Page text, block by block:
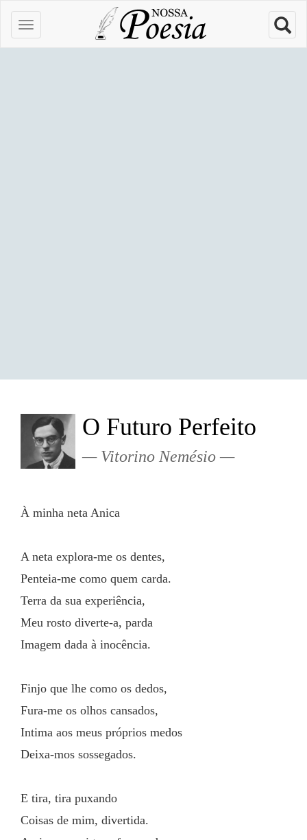
O Futuro Perfeito
Vitorino Nemésio
À minha neta Anica
A neta explora-me os dentes,
Penteia-me como quem carda.
Terra da sua experiência,
Meu rosto diverte-a, parda
Imagem dada à inocência.
Finjo que lhe como os dedos,
Fura-me os olhos cansados,
Intima aos meus próprios medos
Deixa-mos sossegados.
E tira, tira puxando
Coisas de mim, divertida.